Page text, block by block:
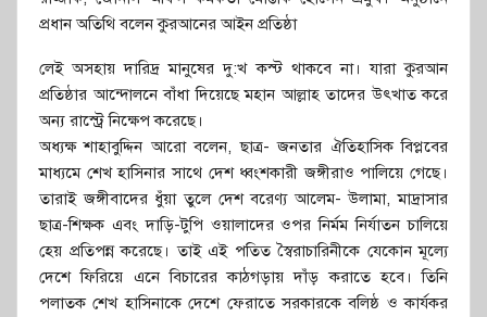
প্রধান অতিথি বলেন কুরআনের আইন প্রতিষ্ঠা
লেই অসহায় দারিদ্র মানুষের দু:খ কস্ট থাকবে না। যারা কুরআন
প্রতিষ্ঠার আন্দোলনে বাঁধা দিয়েছে মহান আল্লাহ তাদের উৎখাত করে
অন্য রাস্ট্রে নিক্ষেপ করেছে।
অধ্যক্ষ শাহাবুদ্দিন আরো বলেন, ছাত্র- জনতার ঐতিহাসিক বিপ্লবের
মাধ্যমে শেখ হাসিনার সাথে দেশ ধ্বংশকারী জঙ্গীরাও পালিয়ে গেছে।
তারাই জঙ্গীবাদের ধুঁয়া তুলে দেশ বরেণ্য আলেম- উলামা, মাদ্রাসার
ছাত্র-শিক্ষক এবং দাড়ি-টুপি ওয়ালাদের ওপর নির্মম নির্যাতন চালিয়ে
হেয় প্রতিপন্ন করেছে। তাই এই পতিত স্বৈরাচারিনীকে যেকোন মূল্যে
দেশে ফিরিয়ে এনে বিচারের কাঠগড়ায় দাঁড় করাতে হবে। তিনি
পলাতক শেখ হাসিনাকে দেশে ফেরাতে সরকারকে বলিষ্ঠ ও কার্যকর